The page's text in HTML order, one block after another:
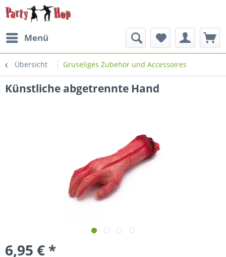
Menü
Übersicht Gruseliges Zubehör und Accessoires
Künstliche abgetrennte Hand
6,95 € *